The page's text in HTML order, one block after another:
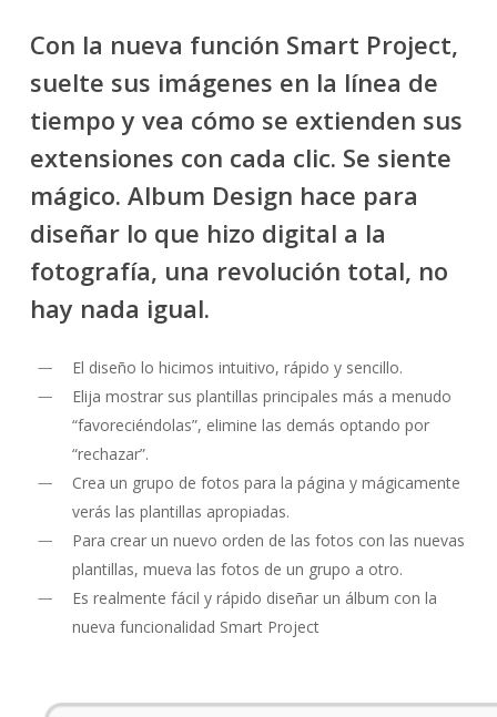
Con la nueva función Smart Project,
suelte sus imágenes en la línea de
tiempo y vea cómo se extienden sus
extensiones con cada clic. Se siente
mágico. Album Design hace para
diseñar lo que hizo digital a la
fotografía, una revolución total, no
hay nada igual.
El diseño lo hicimos intuitivo, rápido y sencillo.
Elija mostrar sus plantillas principales más a menudo
“favoreciéndolas”, elimine las demás optando por
“rechazar”.
Crea un grupo de fotos para la página y mágicamente
verás las plantillas apropiadas.
Para crear un nuevo orden de las fotos con las nuevas
plantillas, mueva las fotos de un grupo a otro.
Es realmente fácil y rápido diseñar un álbum con la
nueva funcionalidad Smart Project